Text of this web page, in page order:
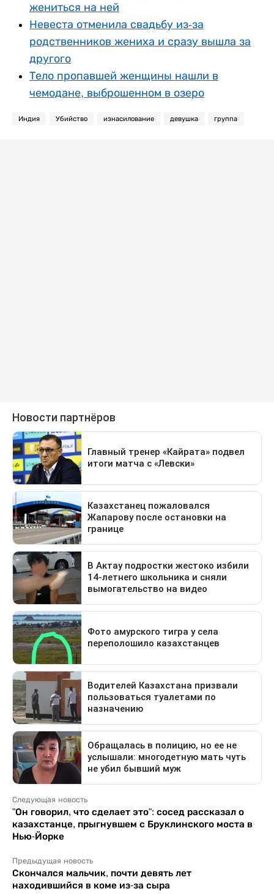
жениться на ней
Невеста отменила свадьбу из-за
родственников жениха и сразу вышла за
другого
Тело пропавшей женщины нашли в
чемодане, выброшенном в озеро
Индия Убийство изнасилование девушка группа
Следующая новость
"Он говорил, что сделает это": сосед рассказал о
казахстанце, прыгнувшем с Бруклинского моста в
Нью-Йорке
Предыдущая новость
Скончался мальчик, почти девять лет
находившийся в коме из-за сыра